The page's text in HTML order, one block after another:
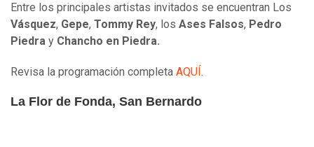
Entre los principales artistas invitados se encuentran Los
Vásquez, Gepe, Tommy Rey, los Ases Falsos, Pedro
Piedra y Chancho en Piedra.
Revisa la programación completa AQUÍ .
La Flor de Fonda, San Bernardo